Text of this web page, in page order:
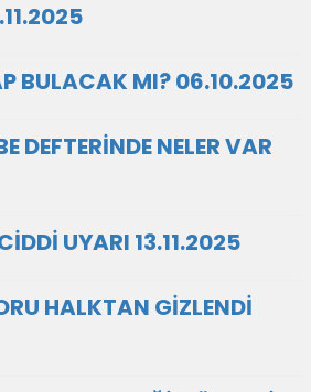
BULACAK MI? 06.10.2025
DEFTERİNDE NELER VAR
UYARI 13.11.2025
HALKTAN GİZLENDİ